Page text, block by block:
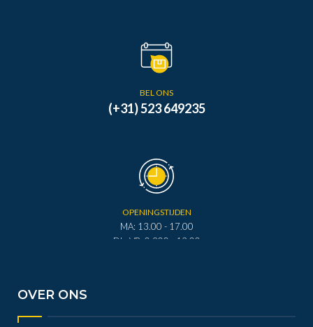
BEL ONS
(+31) 523 649235
OPENINGSTIJDEN
MA: 13.00 - 17.00
DI - VR: 0.900 - 12.00
OVER ONS